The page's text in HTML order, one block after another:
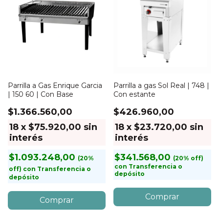
Parrilla a Gas Enrique Garcia
| 150 60 | Con Base
$1.366.560,00
18 x $75.920,00 sin
interés
$1.093.248,00
con Transferencia o
depósito
Parrilla a gas Sol Real | 748 |
Con estante
$426.960,00
18 x $23.720,00 sin
interés
$341.568,00
con Transferencia o
depósito